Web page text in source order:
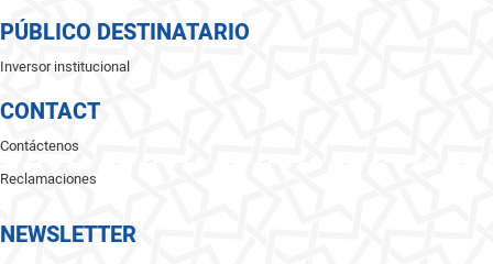
PÚBLICO DESTINATARIO
Inversor institucional
CONTACT
Contáctenos
Reclamaciones
NEWSLETTER